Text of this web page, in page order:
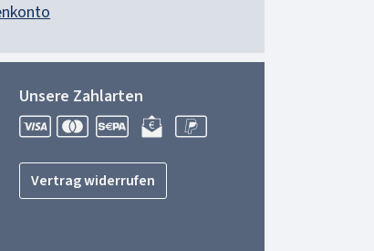
Unsere Zahlarten
Vertrag widerrufen